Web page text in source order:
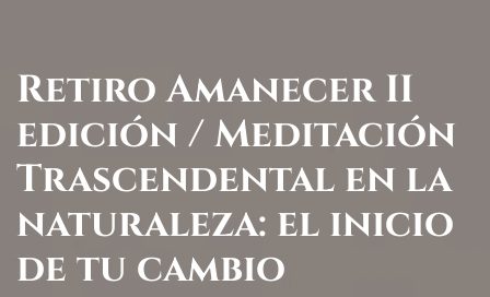
Retiro Amanecer II
edición / Meditación
Trascendental en la
naturaleza: el inicio
de tu cambio